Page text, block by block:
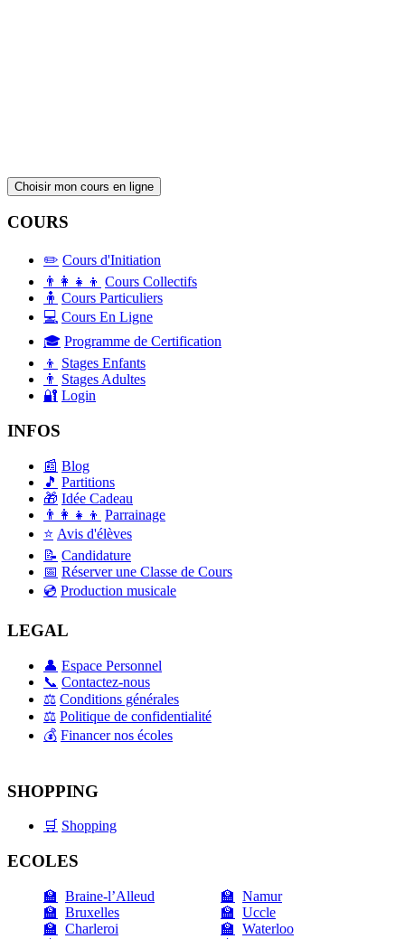
Choisir mon cours en ligne
COURS
✏️ Cours d'Initiation
👨‍👩‍👧‍👦 Cours Collectifs
🧍 Cours Particuliers
💻 Cours En Ligne
🎓 Programme de Certification
👦 Stages Enfants
👨 Stages Adultes
🔐 Login
INFOS
📰 Blog
🎵 Partitions
🎁 Idée Cadeau
👨‍👩‍👧‍👦 Parrainage
⭐ Avis d'élèves
📝 Candidature
📅 Réserver une Classe de Cours
💿 Production musicale
LEGAL
👤 Espace Personnel
📞 Contactez-nous
⚖️ Conditions générales
⚖️ Politique de confidentialité
💰 Financer nos écoles
SHOPPING
🛒 Shopping
ECOLES
🏫 Braine-l’Alleud
🏫 Bruxelles
🏫 Charleroi
🏫 Namur
🏫 Uccle
🏫 Waterloo